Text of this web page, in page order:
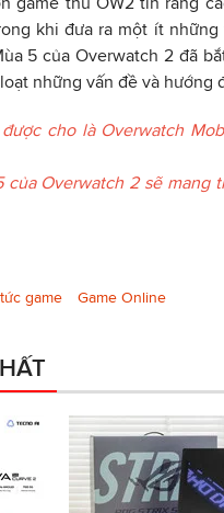
khi đưa ra một ít
5 của Overwatch 2 đã
những vấn đề và hướng
được cho là Overwatch
của Overwatch 2 sẽ mang
game Game Online